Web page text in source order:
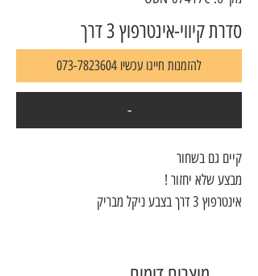
סדרת קיווי-אינטרפוץ 3 דרך
להזמנות חייגו עכשיו 073-7823604
-
קיים גם בשחור
מבצע שלא יחזור !
אינטרפוץ 3 דרך בצבע ניקל מבריק